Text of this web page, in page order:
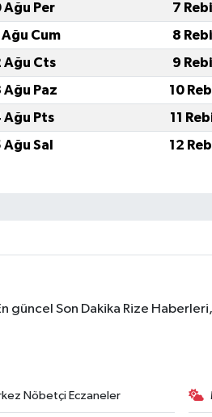
Ağu Per
7
Ağu Cum
8
Ağu Cts
9
Ağu Paz
10
Ağu Pts
11
Ağu Sal
12
güncel Son Dakika Rize
Nöbetçi Eczaneler